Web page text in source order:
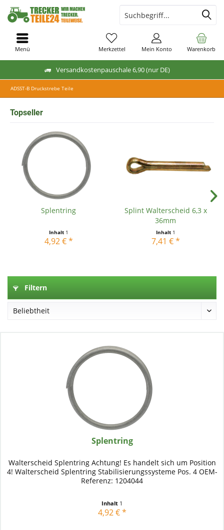
Versandkostenpauschale 6,90 (nur DE)
Warenkorb
Merkzettel Mein Konto
Menü
ADSST-B Druckstrebe Teile
Topseller
Splentring
Inhalt 1
4,92 € *
Splint Walterscheid 6,3 x
36mm
Inhalt 1
7,41 € *
Filtern
Splentring
Walterscheid Splentring Achtung! Es handelt sich um Position
4! Walterscheid Splentring Stabilisierungssysteme Pos. 4 OEM-
Referenz: 1204044
Inhalt 1
4,92 € *